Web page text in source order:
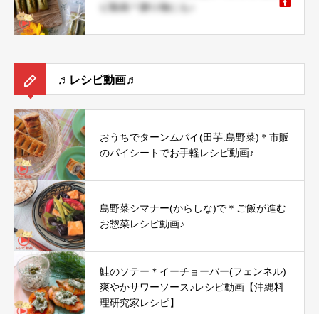
ピ動画＊贈り物にも♪
♬レシピ動画♬
おうちでターンムパイ(田芋:島野菜)＊市販
のパイシートでお手軽レシピ動画♪
島野菜シマナー(からしな)で＊ご飯が進む
お惣菜レシピ動画♪
鮭のソテー＊イーチョーバー(フェンネル)
爽やかサワーソース♪レシピ動画【沖縄料
理研究家レシピ】